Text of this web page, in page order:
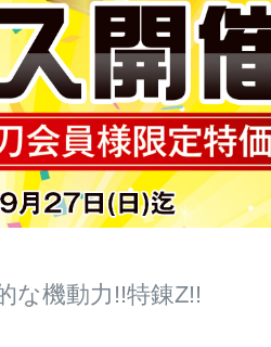
な機動力!!特錬Z!!